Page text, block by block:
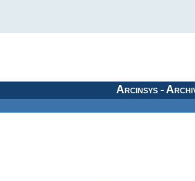
Arcinsys -